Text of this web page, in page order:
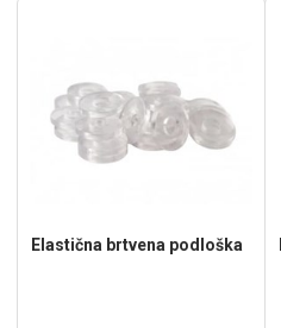
Elastična brtvena podloška